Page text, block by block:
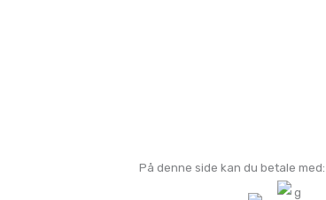
På denne side kan du betale med: